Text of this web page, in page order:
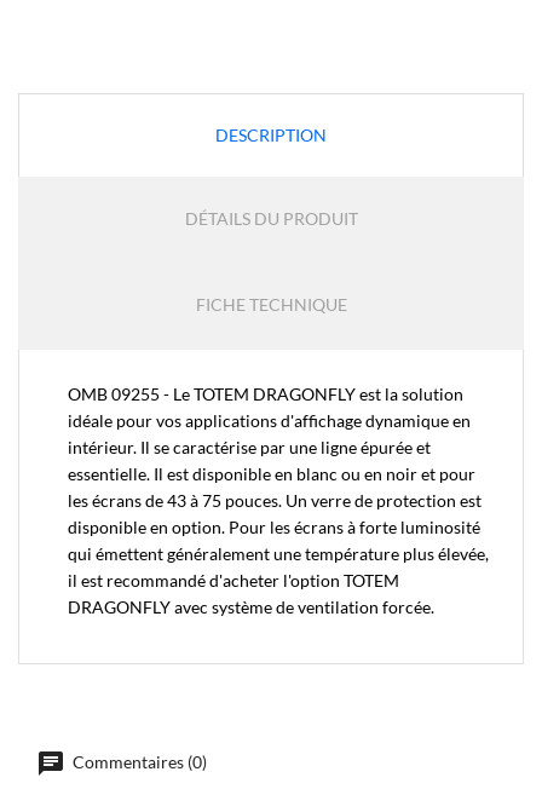
DESCRIPTION
DÉTAILS DU PRODUIT
FICHE TECHNIQUE
OMB 09255 - Le TOTEM DRAGONFLY est la solution
idéale pour vos applications d'affichage dynamique en
intérieur. Il se caractérise par une ligne épurée et
essentielle. Il est disponible en blanc ou en noir et pour
les écrans de 43 à 75 pouces. Un verre de protection est
disponible en option. Pour les écrans à forte luminosité
qui émettent généralement une température plus élevée,
il est recommandé d'acheter l'option TOTEM
DRAGONFLY avec système de ventilation forcée.
Commentaires (0)